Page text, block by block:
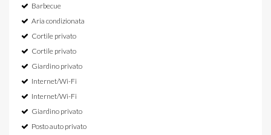
Barbecue
Aria condizionata
Cortile privato
Cortile privato
Giardino privato
Internet/Wi-Fi
Internet/Wi-Fi
Giardino privato
Posto auto privato